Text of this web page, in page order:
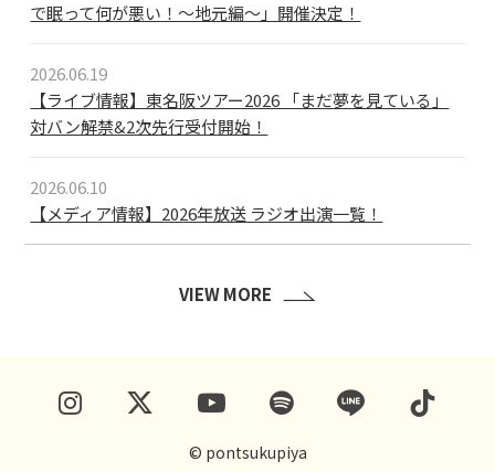
で眠って何が悪い！〜地元編〜」開催決定！
2026.06.19
【ライブ情報】東名阪ツアー2026 「まだ夢を見ている」
対バン解禁&2次先行受付開始！
2026.06.10
【メディア情報】2026年放送 ラジオ出演一覧！
VIEW MORE
© pontsukupiya